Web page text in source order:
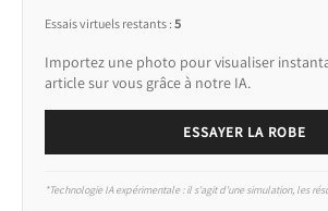
Essais virtuels restants : 5
Importez une photo pour visualiser
article sur vous grâce à notre IA.
ESSAYER LA ROBE
*Technologie IA expérimentale : il s'agit d'une simulation, les